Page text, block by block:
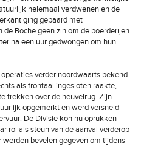
helemaal verdwenen en de
ging gepaard met
Boche geen zin om de boerderijen
na een uur gedwongen om hun
verder noordwaarts bekend
als frontaal ingesloten raakte,
trekken over de heuvelrug. Zijn
opgemerkt en werd versneld
De Divisie kon nu oprukken
rol als steun van de aanval verderop
bevelen gegeven om tijdens